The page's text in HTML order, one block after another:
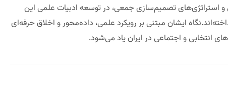
و استراتژی‌های تصمیم‌سازی جمعی، در توسعه ادبیات علمی این
ایشان مبتنی بر رویکرد علمی، داده‌محور و اخلاق حرفه‌ای
انتخابی و اجتماعی در ایران یاد می‌شود.